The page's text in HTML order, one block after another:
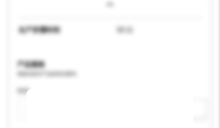
生产所需时间 50 日
产品规格
特性